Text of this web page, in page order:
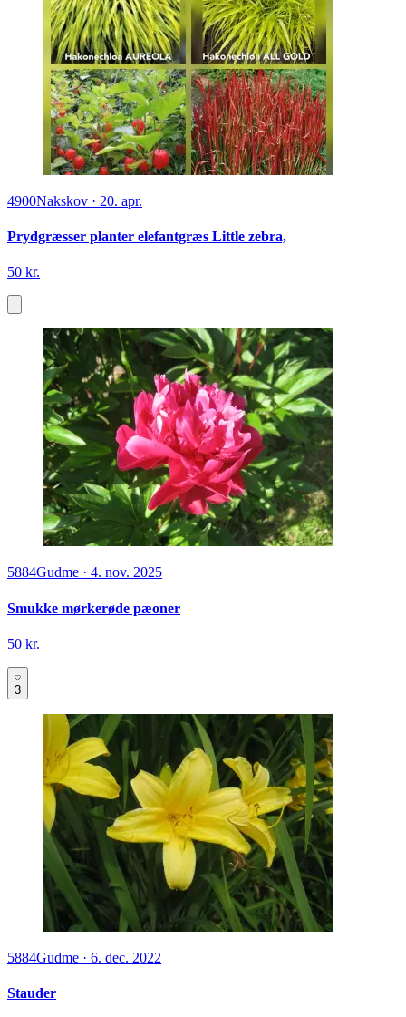
4900Nakskov · 20. apr.
Prydgræsser planter elefantgræs Little zebra,
50 kr.
5884Gudme · 4. nov. 2025
Smukke mørkerøde pæoner
50 kr.
3
5884Gudme · 6. dec. 2022
Stauder